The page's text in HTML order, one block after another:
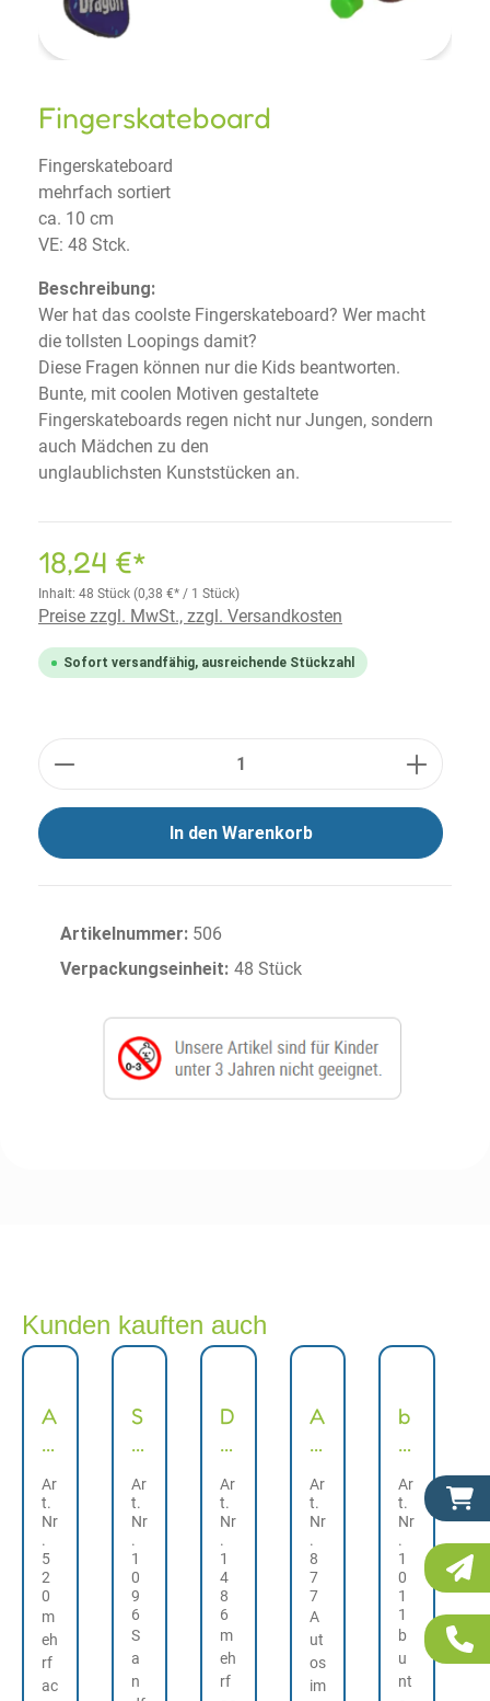
Fingerskateboard
Fingerskateboard
mehrfach sortiert
ca. 10 cm
VE: 48 Stck.
Beschreibung:
Wer hat das coolste Fingerskateboard? Wer macht
die tollsten Loopings damit?
Diese Fragen können nur die Kids beantworten.
Bunte, mit coolen Motiven gestaltete
Fingerskateboards regen nicht nur Jungen, sondern
auch Mädchen zu den
unglaublichsten Kunststücken an.
18,24 €*
Inhalt: 48 Stück (0,38 €* / 1 Stück)
Preise zzgl. MwSt., zzgl. Versandkosten
Sofort versandfähig, ausreichende Stückzahl
In den Warenkorb
Artikelnummer: 506
Verpackungseinheit: 48 Stück
Kunden kauften auch
A
r
b
a
n
d
'
M
o
ti
Ar
t.
Nr
.
5
2
0
m
eh
rf
ac
S
a
d
f
o
r
m
e
n
8
Ar
t.
Nr
.
1
0
9
6
S
a
n
D
ü
e
n
a
u
t
o
Ar
t.
Nr
.
1
4
8
6
m
eh
rf
A
u
o
s
i
m
D
is
p
l
Ar
t.
Nr
.
8
7
7
A
ut
os
im
b
u
t
e
S
t
e
m
p
e
Ar
t.
Nr
.
1
0
1
1
b
u
nt